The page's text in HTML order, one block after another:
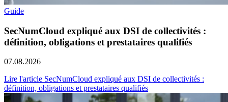
Guide
SecNumCloud expliqué aux DSI de collectivités :
définition, obligations et prestataires qualifiés
07.08.2026
Lire l'article SecNumCloud expliqué aux DSI de collectivités :
définition, obligations et prestataires qualifiés